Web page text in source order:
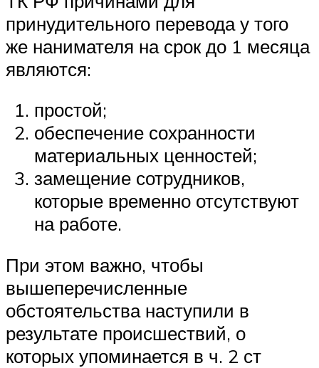
принудительного перевода у того
же нанимателя на срок до 1 месяца
являются:
простой;
обеспечение сохранности
материальных ценностей;
замещение сотрудников,
которые временно отсутствуют
на работе.
При этом важно, чтобы
вышеперечисленные
обстоятельства наступили в
результате происшествий, о
которых упоминается в ч. 2 ст